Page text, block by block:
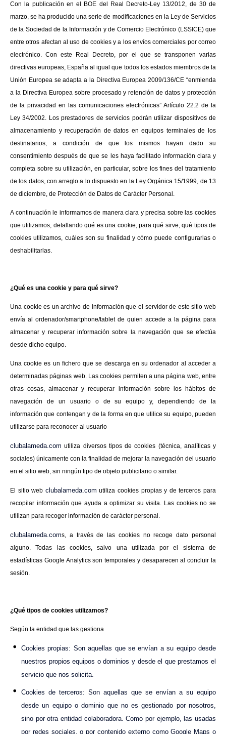
hierba artificial iluminadas.
Sauna. Gimnasio. Golf. Frontón
Fútbol sala. Baloncesto. Pista
multiusos. Pista de patinaje.
Escuelas de tenis, pádel y golf.
Piscina y Zonas Verdes
2500 m2 de zonas verdes para
disfrute de los socios, con una
vegetación exuberante, árboles
centenarios y dos piscinas -una
de 33 x 10 m. y otra infantil-
hacen del Club Alameda un
oasis en pleno Madrid.
Con la publicación en el BOE del Real Decreto-Ley 13/2012, de 30 de
marzo, se ha producido una serie de modificaciones en la Ley de Servicios
de la Sociedad de la Información y de Comercio Electrónico (LSSICE) que
entre otros afectan al uso de cookies y a los envíos comerciales por correo
electrónico. Con este Real Decreto, por el que se transponen varias
directivas europeas, España al igual que todos los estados miembros de la
Unión Europea se adapta a la Directiva Europea 2009/136/CE “enmienda
a la Directiva Europea sobre procesado y retención de datos y protección
de la privacidad en las comunicaciones electrónicas” Artículo 22.2 de la
Ley 34/2002. Los prestadores de servicios podrán utilizar dispositivos de
almacenamiento y recuperación de datos en equipos terminales de los
destinatarios, a condición de que los mismos hayan dado su
consentimiento después de que se les haya facilitado información clara y
completa sobre su utilización, en particular, sobre los fines del tratamiento
de los datos, con arreglo a lo dispuesto en la Ley Orgánica 15/1999, de 13
de diciembre, de Protección de Datos de Carácter Personal.
A continuación le informamos de manera clara y precisa sobre las cookies
que utilizamos, detallando qué es una cookie, para qué sirve, qué tipos de
cookies utilizamos, cuáles son su finalidad y cómo puede configurarlas o
deshabilitarlas.
¿Qué es una cookie y para qué sirve?
Una cookie es un archivo de información que el servidor de este sitio web
envía al ordenador/smartphone/tablet de quien accede a la página para
almacenar y recuperar información sobre la navegación que se efectúa
desde dicho equipo.
Una cookie es un fichero que se descarga en su ordenador al acceder a
determinadas páginas web. Las cookies permiten a una página web, entre
otras cosas, almacenar y recuperar información sobre los hábitos de
navegación de un usuario o de su equipo y, dependiendo de la
información que contengan y de la forma en que utilice su equipo, pueden
utilizarse para reconocer al usuario
clubalameda.com utiliza diversos tipos de cookies (técnica, analíticas y
sociales) únicamente con la finalidad de mejorar la navegación del usuario
en el sitio web, sin ningún tipo de objeto publicitario o similar.
El sitio web clubalameda.com utiliza cookies propias y de terceros para
recopilar información que ayuda a optimizar su visita. Las cookies no se
utilizan para recoger información de carácter personal.
clubalameda.coms, a través de las cookies no recoge dato personal
alguno. Todas las cookies, salvo una utilizada por el sistema de
estadísticas Google Analytics son temporales y desaparecen al concluir la
sesión.
¿Qué tipos de cookies utilizamos?
Según la entidad que las gestiona
Cookies propias: Son aquellas que se envían a su equipo desde
nuestros propios equipos o dominios y desde el que prestamos el
servicio que nos solicita.
Cookies de terceros: Son aquellas que se envían a su equipo
desde un equipo o dominio que no es gestionado por nosotros,
sino por otra entidad colaboradora. Como por ejemplo, las usadas
por redes sociales, o por contenido externo como Google Maps o